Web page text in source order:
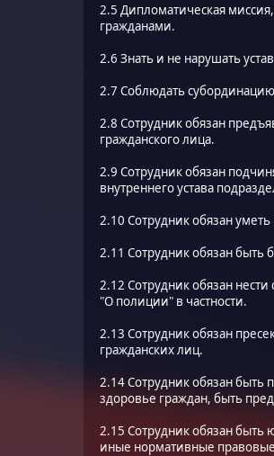
2.5 Дипломатическая
гражданами.
2.6 Знать и не нарушать
2.7 Соблюдать
2.8 Сотрудник обязан
гражданского лица.
2.9 Сотрудник обязан
внутреннего устава
2.10 Сотрудник обязан
2.11 Сотрудник обязан быть
2.12 Сотрудник обязан
"О полиции" в частности.
2.13 Сотрудник обязан
гражданских лиц.
2.14 Сотрудник обязан быть
здоровье граждан, быть
2.15 Сотрудник обязан быть
иные нормативные